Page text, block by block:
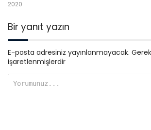
2020
Bir yanıt yazın
E-posta adresiniz yayınlanmayacak.
işaretlenmişlerdir